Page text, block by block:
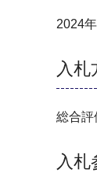
2024
入札
総合評
入札